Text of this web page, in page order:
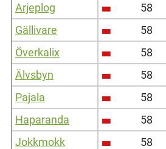
Arjeplog
58
Gällivare
58
Överkalix
58
Älvsbyn
58
Pajala
58
Haparanda
58
Jokkmokk
58